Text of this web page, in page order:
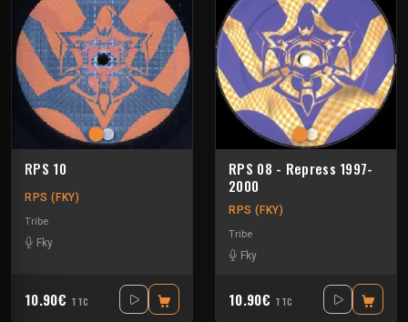
RPS 10
RPS (FKY)
Tribe
Fky
10.90€ TTC
RPS 08 - Repress 1997-
2000
RPS (FKY)
Tribe
Fky
10.90€ TTC